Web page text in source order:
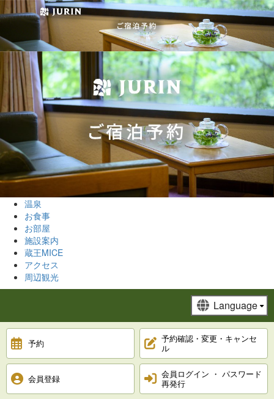
温泉
お食事
お部屋
施設案内
蔵王MICE
アクセス
周辺観光
予約
予約確認・変更・キャンセ
ル
会員登録
会員ログイン ・ パスワード
再発行